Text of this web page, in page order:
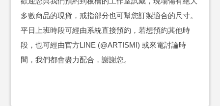
多數商品的現貨，戒指部分也可幫您訂製適合的尺寸。
平日上班時段可經由系統直接預約，若想預約其他時
段，也可經由官方LINE (@ARTISMI) 或來電討論時
間，我們都會盡力配合，謝謝您。